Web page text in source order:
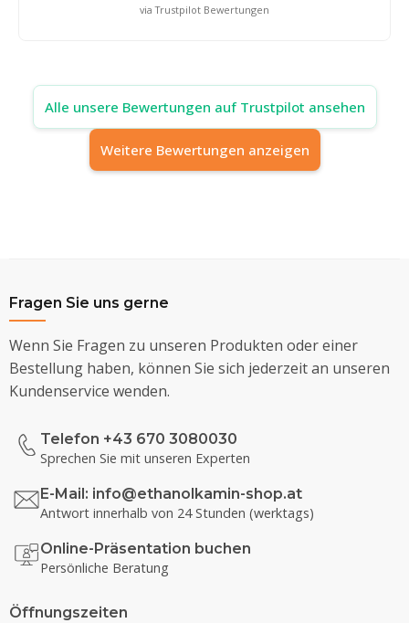
via Trustpilot Bewertungen
Alle unsere Bewertungen auf Trustpilot ansehen
Weitere Bewertungen anzeigen
Fragen Sie uns gerne
Wenn Sie Fragen zu unseren Produkten oder einer
Bestellung haben, können Sie sich jederzeit an unseren
Kundenservice wenden.
Telefon +43 670 3080030
Sprechen Sie mit unseren Experten
E-Mail: info@ethanolkamin-shop.at
Antwort innerhalb von 24 Stunden (werktags)
Online-Präsentation buchen
Persönliche Beratung
Öffnungszeiten